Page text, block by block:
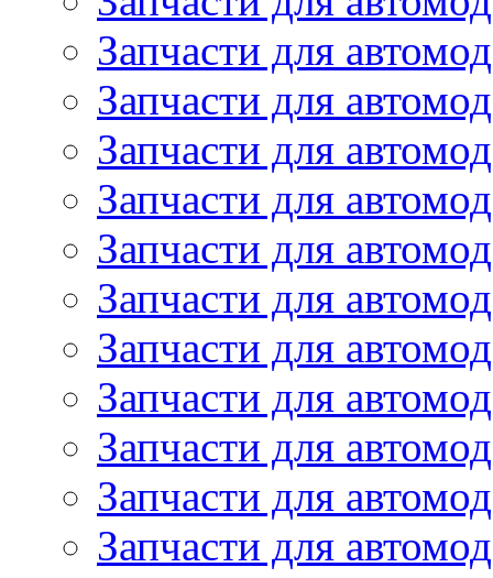
Запчасти для
Запчасти для
Запчасти для
Запчасти для
Запчасти для
Запчасти для
Запчасти для
Запчасти для
Запчасти для
Запчасти для
Запчасти для